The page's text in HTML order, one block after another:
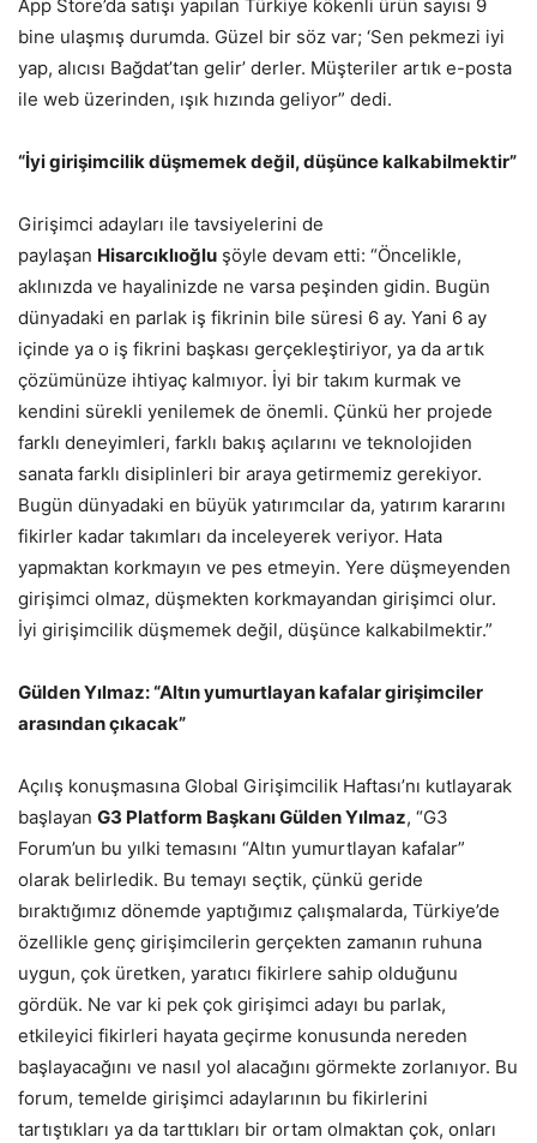
App Store’da satışı yapılan Türkiye kökenli ürün sayısı 9
bine ulaşmış durumda. Güzel bir söz var; ‘Sen pekmezi iyi
yap, alıcısı Bağdat’tan gelir’ derler. Müşteriler artık e-posta
ile web üzerinden, ışık hızında geliyor” dedi.
“İyi girişimcilik düşmemek değil, düşünce kalkabilmektir”
Girişimci adayları ile tavsiyelerini de
paylaşan Hisarcıklıoğlu şöyle devam etti: “Öncelikle,
aklınızda ve hayalinizde ne varsa peşinden gidin. Bugün
dünyadaki en parlak iş fikrinin bile süresi 6 ay. Yani 6 ay
içinde ya o iş fikrini başkası gerçekleştiriyor, ya da artık
çözümünüze ihtiyaç kalmıyor. İyi bir takım kurmak ve
kendini sürekli yenilemek de önemli. Çünkü her projede
farklı deneyimleri, farklı bakış açılarını ve teknolojiden
sanata farklı disiplinleri bir araya getirmemiz gerekiyor.
Bugün dünyadaki en büyük yatırımcılar da, yatırım kararını
fikirler kadar takımları da inceleyerek veriyor. Hata
yapmaktan korkmayın ve pes etmeyin. Yere düşmeyenden
girişimci olmaz, düşmekten korkmayandan girişimci olur.
İyi girişimcilik düşmemek değil, düşünce kalkabilmektir.”
Gülden Yılmaz: “Altın yumurtlayan kafalar girişimciler
arasından çıkacak”
Açılış konuşmasına Global Girişimcilik Haftası’nı kutlayarak
başlayan G3 Platform Başkanı Gülden Yılmaz, “G3
Forum’un bu yılki temasını “Altın yumurtlayan kafalar”
olarak belirledik. Bu temayı seçtik, çünkü geride
bıraktığımız dönemde yaptığımız çalışmalarda, Türkiye’de
özellikle genç girişimcilerin gerçekten zamanın ruhuna
uygun, çok üretken, yaratıcı fikirlere sahip olduğunu
gördük. Ne var ki pek çok girişimci adayı bu parlak,
etkileyici fikirleri hayata geçirme konusunda nereden
başlayacağını ve nasıl yol alacağını görmekte zorlanıyor. Bu
forum, temelde girişimci adaylarının bu fikirlerini
tartıştıkları ya da tarttıkları bir ortam olmaktan çok, onları